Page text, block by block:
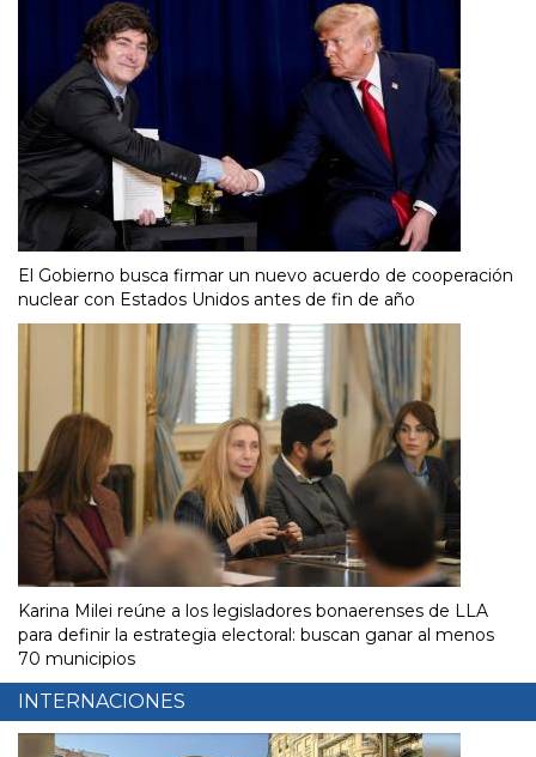
El Gobierno busca firmar un nuevo acuerdo de cooperación
nuclear con Estados Unidos antes de fin de año
Karina Milei reúne a los legisladores bonaerenses de LLA
para definir la estrategia electoral: buscan ganar al menos
70 municipios
INTERNACIONES